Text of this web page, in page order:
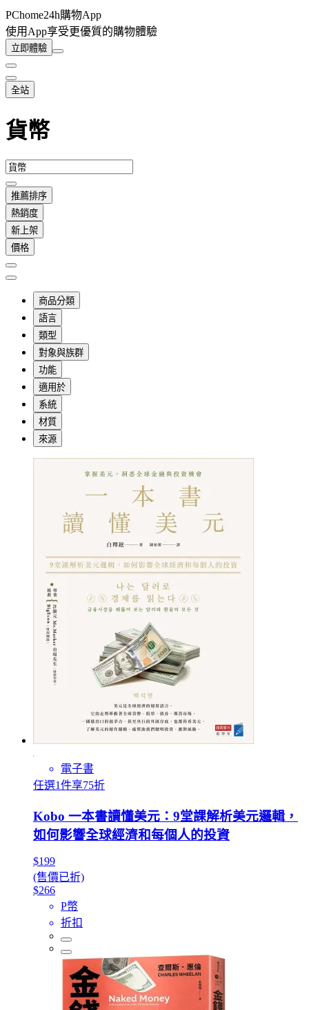
PChome24h購物App
使用App享受更優質的購物體驗
立即體驗
全站
貨幣
推薦排序
熱銷度
新上架
價格
商品分類
語言
類型
對象與族群
功能
適用於
系統
材質
來源
電子書
任選1件享75折
Kobo 一本書讀懂美元：9堂課解析美元邏輯，
如何影響全球經濟和每個人的投資
$199
(售價已折)
$266
P幣
折扣